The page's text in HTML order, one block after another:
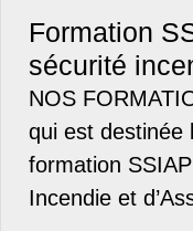
Formation
sécurité
NOS
qui est destinée
formation
Incendie et